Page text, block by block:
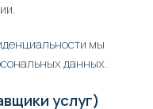
мы
данных.
услуг)